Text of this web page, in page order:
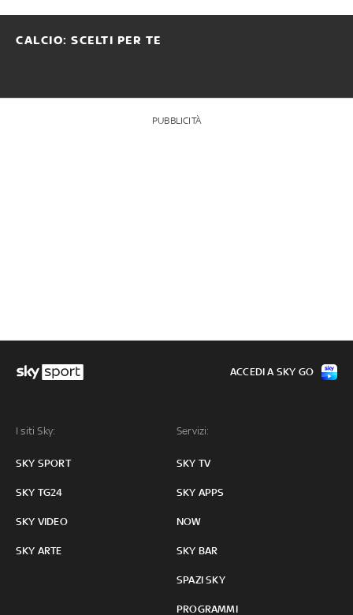
CALCIO: SCELTI PER TE
PUBBLICITÀ
I siti Sky:
SKY SPORT
SKY TG24
SKY VIDEO
SKY ARTE
Servizi:
SKY TV
SKY APPS
NOW
SKY BAR
SPAZI SKY
PROGRAMMI
ACCEDI A SKY GO